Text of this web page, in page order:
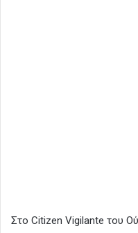
Στο Citizen Vigilante του